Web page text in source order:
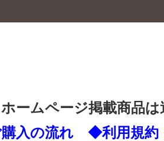
ホームページ掲載商品は
入の流れ
◆利用規約